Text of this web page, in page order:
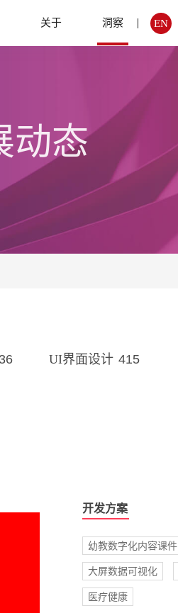
关于 洞察 EN
动态
36 UI界面设计 415
开发方案
幼教数字化内容课件
大屏数据可视化
医疗健康